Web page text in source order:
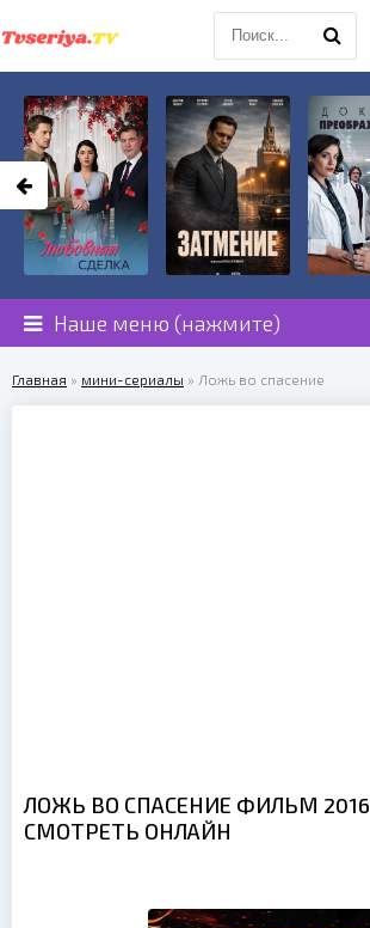
Наше меню (нажмите)
Главная » мини-сериалы » Ложь во спасение
ЛОЖЬ ВО СПАСЕНИЕ ФИЛЬМ 2016
СМОТРЕТЬ ОНЛАЙН